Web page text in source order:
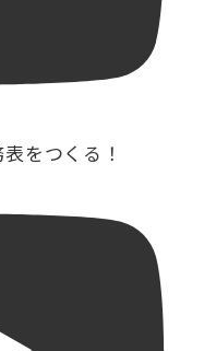
をつくる！